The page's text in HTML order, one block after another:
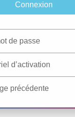
de passe
d’activation
précédente